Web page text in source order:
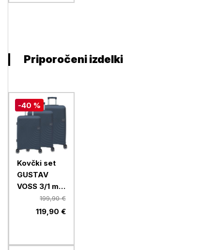
Priporočeni izdelki
-40 %
Kovčki set
GUSTAV
VOSS 3/1 mix
Monaco
64637,
199,90 €
119,90 €